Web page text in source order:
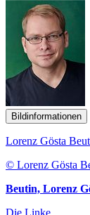
Bildinformationen
Lorenz Gösta
© Lorenz Gösta
Beutin, Lorenz
Die Linke